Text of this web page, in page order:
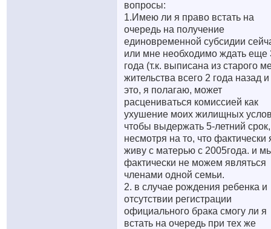
вопросы:
1.Имею ли я право встать на
очередь на получение
единовременной субсидии
или мне необходимо ждать еще
года (т.к. выписана из старого
жительства всего 2 года назад и
это, я полагаю, может
расцениваться комиссией как
ухушение моих жилищных
чтобы выдержать 5-летний срок,
несмотря на то, что фактически
живу с матерью с 2005года. и
фактически не можем являться
членами одной семьи.
2. в случае рождения ребенка и
отсутствии регистрации
официального брака смогу ли я
встать на очередь при тех же